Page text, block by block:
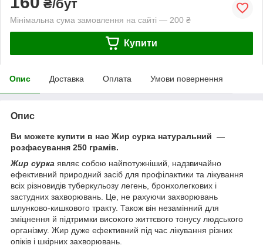
₴/бут
Мінімальна сума замовлення на сайті — 200 ₴
Купити
Опис Доставка Оплата Умови повернення
Опис
Ви можете купити в нас Жир сурка натуральний —
розфасування 250 грамів.
Жир сурка являє собою найпотужніший, надзвичайно
ефективний природний засіб для профілактики та лікування
всіх різновидів туберкульозу легень, бронхолегкових і
застудних захворювань. Це, не рахуючи захворювань
шлунково-кишкового тракту. Також він незамінний для
зміцнення й підтримки високого життєвого тонусу людського
організму. Жир дуже ефективний під час лікування різних
опіків і шкірних захворювань.